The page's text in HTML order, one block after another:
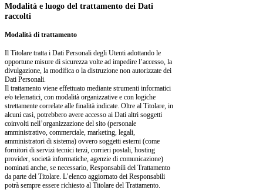
Modalità e luogo del trattamento dei Dati
raccolti
Modalità di trattamento
Il Titolare tratta i Dati Personali degli Utenti adottando le
opportune misure di sicurezza volte ad impedire l’accesso, la
divulgazione, la modifica o la distruzione non autorizzate dei
Dati Personali.
Il trattamento viene effettuato mediante strumenti informatici
e/o telematici, con modalità organizzative e con logiche
strettamente correlate alle finalità indicate. Oltre al Titolare, in
alcuni casi, potrebbero avere accesso ai Dati altri soggetti
coinvolti nell’organizzazione del sito (personale
amministrativo, commerciale, marketing, legali,
amministratori di sistema) ovvero soggetti esterni (come
fornitori di servizi tecnici terzi, corrieri postali, hosting
provider, società informatiche, agenzie di comunicazione)
nominati anche, se necessario, Responsabili del Trattamento
da parte del Titolare. L’elenco aggiornato dei Responsabili
potrà sempre essere richiesto al Titolare del Trattamento.